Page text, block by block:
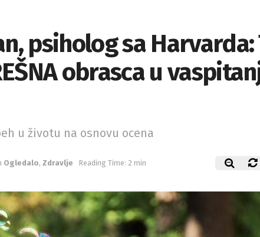
psiholog sa Harvarda:
obrasca u
u životu na osnovu ocena
Ogledalo, Zdravlje Reading Time: 2 min